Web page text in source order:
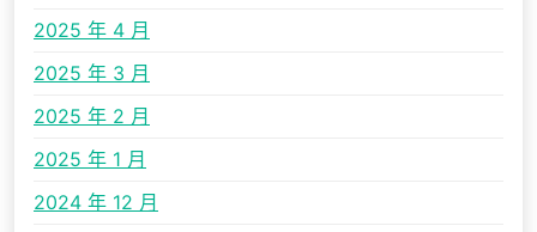
2025 年 4 月
2025 年 3 月
2025 年 2 月
2025 年 1 月
2024 年 12 月